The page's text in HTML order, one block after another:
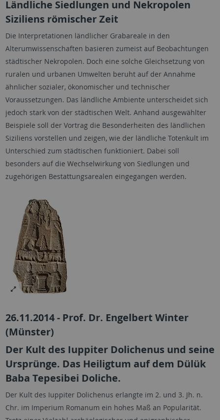
Ländliche Siedlungen und Nekropolen
Siziliens römischer Zeit
Die Interpretationen ländlicher Grabareale in den
Alterumwissenschaften basieren zumeist auf Beobachtungen
städtischer Nekropolen. Doch eine solche Gleichsetzung von
ruralen und urbanen Umwelten beruht auf der Annahme
ähnlicher sozialer, ökonomischer und technischer
Voraussetzungen. Das ländliche Ambiente unterscheidet sich
jedoch stark von der städtischen Welt. Anhand ausgewählter
Beispiele soll der Vortrag die Besonderheiten des ländlichen
Siziliens vorstellen und zeigen, wie der ländliche Totenkult im
Unterschied zum städtischen funktioniert. Dabei soll
besonders auf die Wechselwirkung von Siedlungen und
zugehörigen Bestattungsarealen eingegangen werden.
26.11.2014 - Prof. Dr. Engelbert Winter
(Münster)
Der Kult des Iuppiter Dolichenus und seine
Ursprünge. Das Heiligtum auf dem Dülük
Baba Tepesibei Doliche.
Der Kult des Iuppiter Dolichenus erlangte im 2. und 3. Jh. n.
Chr. im Imperium Romanum ein hohes Maß an Popularität.